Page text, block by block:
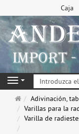
Caja
Navigation
Página
de
inicio
Adivinación,
Varillas para la
Varilla de